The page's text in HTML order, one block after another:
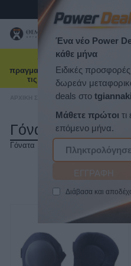
ΠΡΟΪΌΝΤΑ
ΠΡΟΣΦΟΡΈΣ
ΝΈΕΣ ΑΦΊΞΕΙΣ
ΕΠΙΚΟΙΝΩΝΊΑ
ΝΈΑ & ΆΡΘΡΑ
☀️ Καλοκαιρινή
πραγματοποιηθούν από 7 έως
τις 17 Αυγούστου, λόγω
/ ΠΡΟΣΤΑΣΊΑ
Γόνατα
Γόνατα
ΕΜΦΆΝΙΣΗ
Ένα νέο Power
κάθε μήνα
Ειδικές
δωρεάν
Μάθετε πρώτοι
επόμενο μήνα.